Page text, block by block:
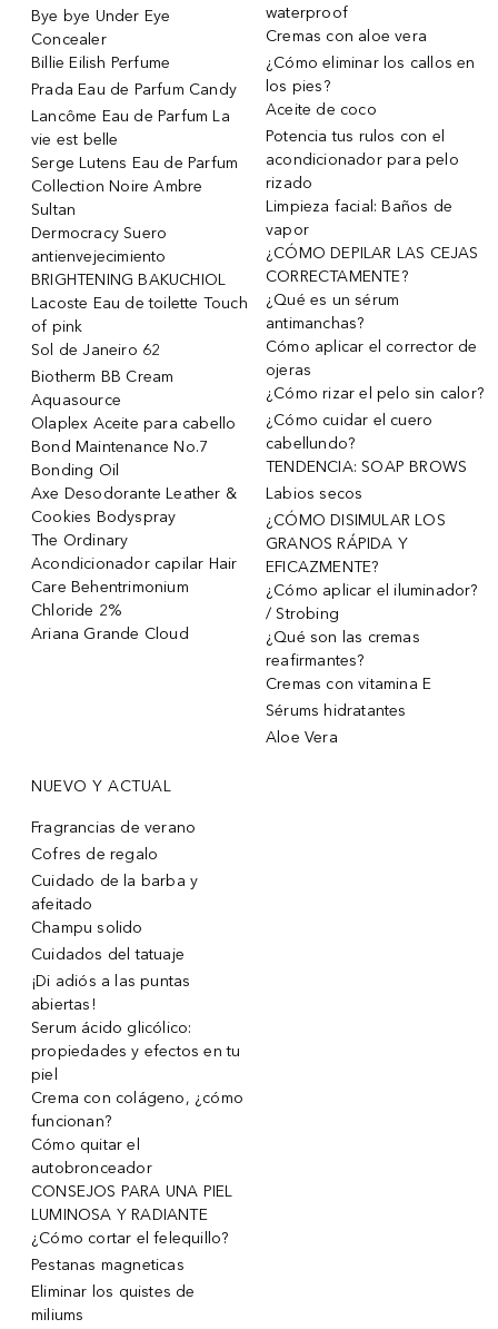
Bye bye Under Eye
Concealer
Billie Eilish Perfume
Prada Eau de Parfum Candy
Lancôme Eau de Parfum La
vie est belle
Serge Lutens Eau de Parfum
Collection Noire Ambre
Sultan
Dermocracy Suero
antienvejecimiento
BRIGHTENING BAKUCHIOL
Lacoste Eau de toilette Touch
of pink
Sol de Janeiro 62
Biotherm BB Cream
Aquasource
Olaplex Aceite para cabello
Bond Maintenance No.7
Bonding Oil
Axe Desodorante Leather &
Cookies Bodyspray
The Ordinary
Acondicionador capilar Hair
Care Behentrimonium
Chloride 2%
Ariana Grande Cloud
waterproof
Cremas con aloe vera
¿Cómo eliminar los callos en
los pies?
Aceite de coco
Potencia tus rulos con el
acondicionador para pelo
rizado
Limpieza facial: Baños de
vapor
¿CÓMO DEPILAR LAS CEJAS
CORRECTAMENTE?
¿Qué es un sérum
antimanchas?
Cómo aplicar el corrector de
ojeras
¿Cómo rizar el pelo sin calor?
¿Cómo cuidar el cuero
cabellundo?
TENDENCIA: SOAP BROWS
Labios secos
¿CÓMO DISIMULAR LOS
GRANOS RÁPIDA Y
EFICAZMENTE?
¿Cómo aplicar el iluminador?
/ Strobing
¿Qué son las cremas
reafirmantes?
Cremas con vitamina E
Sérums hidratantes
Aloe Vera
NUEVO Y ACTUAL
Fragrancias de verano
Cofres de regalo
Cuidado de la barba y
afeitado
Champu solido
Cuidados del tatuaje
¡Di adiós a las puntas
abiertas!
Serum ácido glicólico:
propiedades y efectos en tu
piel
Crema con colágeno, ¿cómo
funcionan?
Cómo quitar el
autobronceador
CONSEJOS PARA UNA PIEL
LUMINOSA Y RADIANTE
¿Cómo cortar el felequillo?
Pestanas magneticas
Eliminar los quistes de
miliums